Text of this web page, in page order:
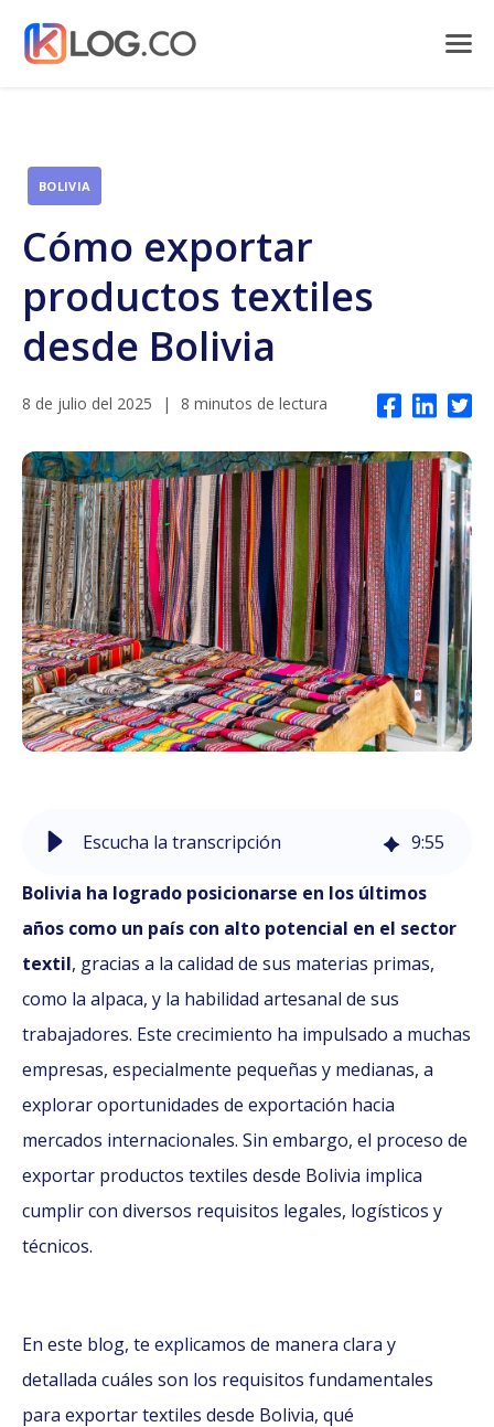
BOLIVIA
Cómo exportar
productos textiles
desde Bolivia
8 de julio del 2025 | 8 minutos de lectura
Escucha la transcripción 9:55
Bolivia ha logrado posicionarse en los últimos
años como un país con alto potencial en el sector
textil, gracias a la calidad de sus materias primas,
como la alpaca, y la habilidad artesanal de sus
trabajadores. Este crecimiento ha impulsado a muchas
empresas, especialmente pequeñas y medianas, a
explorar oportunidades de exportación hacia
mercados internacionales. Sin embargo, el proceso de
exportar productos textiles desde Bolivia implica
cumplir con diversos requisitos legales, logísticos y
técnicos.
En este blog, te explicamos de manera clara y
detallada cuáles son los requisitos fundamentales
para exportar textiles desde Bolivia, qué